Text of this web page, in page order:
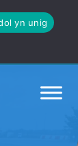
yn unig